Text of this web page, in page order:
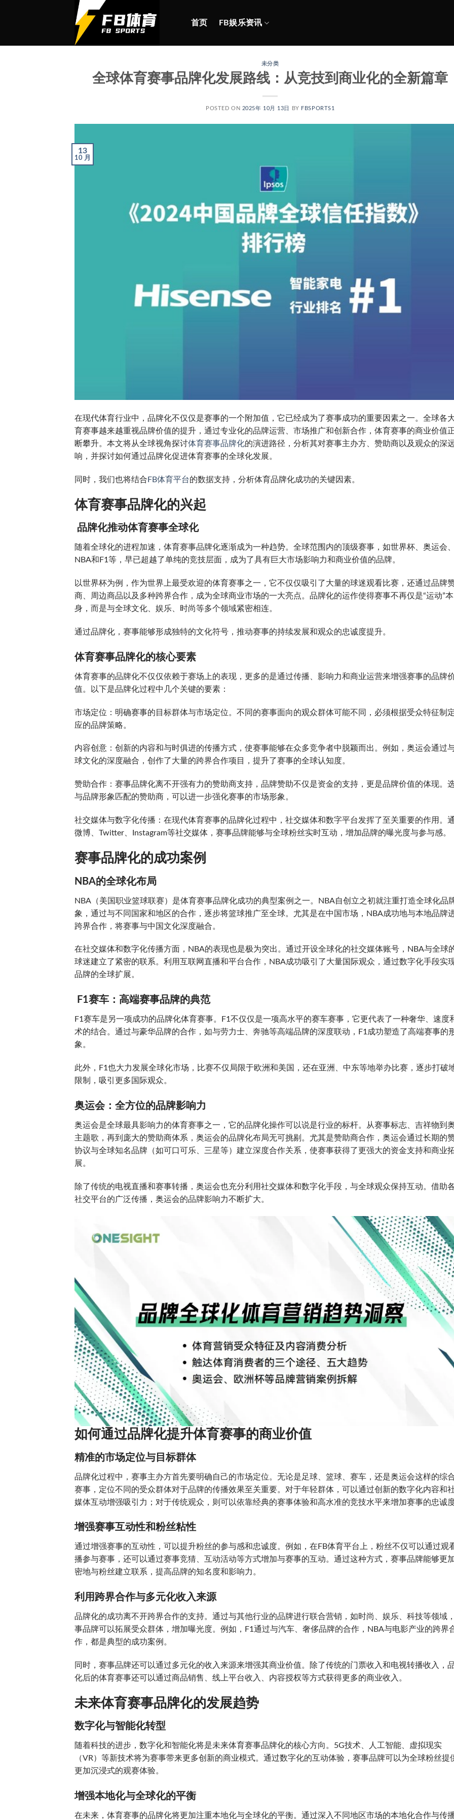
首页 FB娱乐资讯
未分类
全球体育赛事品牌化发展路线：从竞技到商业化的全新篇章
POSTED ON 2025年 10月 13日 BY FBSPORTS1
13
10 月
在现代体育行业中，品牌化不仅仅是赛事的一个附加值，它已经成为了赛事成功的重要因素之一。全球各
育赛事越来越重视品牌价值的提升，通过专业化的品牌运营、市场推广和创新合作，体育赛事的商业价值
断攀升。本文将从全球视角探讨体育赛事品牌化的演进路径，分析其对赛事主办方、赞助商以及观众的深
响，并探讨如何通过品牌化促进体育赛事的全球化发展。
同时，我们也将结合 FB体育平台的数据支持，分析体育品牌化成功的关键因素。
体育赛事品牌化的兴起
品牌化推动体育赛事全球化
随着全球化的进程加速，体育赛事品牌化逐渐成为一种趋势。全球范围内的顶级赛事，如世界杯、奥运会、
NBA和F1等，早已超越了单纯的竞技层面，成为了具有巨大市场影响力和商业价值的品牌。
以世界杯为例，作为世界上最受欢迎的体育赛事之一，它不仅仅吸引了大量的球迷观看比赛，还通过品牌
商、周边商品以及多种跨界合作，成为全球商业市场的一大亮点。品牌化的运作使得赛事不再仅是“运动”本
身，而是与全球文化、娱乐、时尚等多个领域紧密相连。
通过品牌化，赛事能够形成独特的文化符号，推动赛事的持续发展和观众的忠诚度提升。
体育赛事品牌化的核心要素
体育赛事的品牌化不仅仅依赖于赛场上的表现，更多的是通过传播、影响力和商业运营来增强赛事的品牌
值。以下是品牌化过程中几个关键的要素：
市场定位：明确赛事的目标群体与市场定位。不同的赛事面向的观众群体可能不同，必须根据受众特征制
应的品牌策略。
内容创意：创新的内容和与时俱进的传播方式，使赛事能够在众多竞争者中脱颖而出。例如，奥运会通过
球文化的深度融合，创作了大量的跨界合作项目，提升了赛事的全球认知度。
赞助合作：赛事品牌化离不开强有力的赞助商支持，品牌赞助不仅是资金的支持，更是品牌价值的体现。
与品牌形象匹配的赞助商，可以进一步强化赛事的市场形象。
社交媒体与数字化传播：在现代体育赛事的品牌化过程中，社交媒体和数字平台发挥了至关重要的作用。
微博、Twitter、Instagram等社交媒体，赛事品牌能够与全球粉丝实时互动，增加品牌的曝光度与参与感。
赛事品牌化的成功案例
NBA的全球化布局
NBA（美国职业篮球联赛）是体育赛事品牌化成功的典型案例之一。NBA自创立之初就注重打造全球化品
象，通过与不同国家和地区的合作，逐步将篮球推广至全球。尤其是在中国市场，NBA成功地与本地品牌
跨界合作，将赛事与中国文化深度融合。
在社交媒体和数字化传播方面，NBA的表现也是极为突出。通过开设全球化的社交媒体账号，NBA与全球
球迷建立了紧密的联系。利用互联网直播和平台合作，NBA成功吸引了大量国际观众，通过数字化手段实
品牌的全球扩展。
F1赛车：高端赛事品牌的典范
F1赛车是另一项成功的品牌化体育赛事。F1不仅仅是一项高水平的赛车赛事，它更代表了一种奢华、速度
术的结合。通过与豪华品牌的合作，如与劳力士、奔驰等高端品牌的深度联动，F1成功塑造了高端赛事的
象。
此外，F1也大力发展全球化市场，比赛不仅局限于欧洲和美国，还在亚洲、中东等地举办比赛，逐步打破
限制，吸引更多国际观众。
奥运会：全方位的品牌影响力
奥运会是全球最具影响力的体育赛事之一，它的品牌化操作可以说是行业的标杆。从赛事标志、吉祥物到
主题歌，再到庞大的赞助商体系，奥运会的品牌化布局无可挑剔。尤其是赞助商合作，奥运会通过长期的
协议与全球知名品牌（如可口可乐、三星等）建立深度合作关系，使赛事获得了更强大的资金支持和商业
展。
除了传统的电视直播和赛事转播，奥运会也充分利用社交媒体和数字化手段，与全球观众保持互动。借助
社交平台的广泛传播，奥运会的品牌影响力不断扩大。
如何通过品牌化提升体育赛事的商业价值
精准的市场定位与目标群体
品牌化过程中，赛事主办方首先要明确自己的市场定位。无论是足球、篮球、赛车，还是奥运会这样的综
赛事，定位不同的受众群体对于品牌的传播效果至关重要。对于年轻群体，可以通过创新的数字化内容和
媒体互动增强吸引力；对于传统观众，则可以依靠经典的赛事体验和高水准的竞技水平来增加赛事的忠诚度
增强赛事互动性和粉丝粘性
通过增强赛事的互动性，可以提升粉丝的参与感和忠诚度。例如，在FB体育平台上，粉丝不仅可以通过观
播参与赛事，还可以通过赛事竞猜、互动活动等方式增加与赛事的互动。通过这种方式，赛事品牌能够更
密地与粉丝建立联系，提高品牌的知名度和影响力。
利用跨界合作与多元化收入来源
品牌化的成功离不开跨界合作的支持。通过与其他行业的品牌进行联合营销，如时尚、娱乐、科技等领域
事品牌可以拓展受众群体，增加曝光度。例如，F1通过与汽车、奢侈品牌的合作，NBA与电影产业的跨界
作，都是典型的成功案例。
同时，赛事品牌还可以通过多元化的收入来源来增强其商业价值。除了传统的门票收入和电视转播收入，
化后的体育赛事还可以通过商品销售、线上平台收入、内容授权等方式获得更多的商业收入。
未来体育赛事品牌化的发展趋势
数字化与智能化转型
随着科技的进步，数字化和智能化将是未来体育赛事品牌化的核心方向。5G技术、人工智能、虚拟现实
（VR）等新技术将为赛事带来更多创新的商业模式。通过数字化的互动体验，赛事品牌可以为全球粉丝提
更加沉浸式的观赛体验。
增强本地化与全球化的平衡
在未来，体育赛事的品牌化将更加注重本地化与全球化的平衡。通过深入不同地区市场的本地化合作与传播